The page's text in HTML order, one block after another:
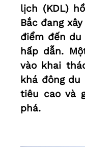
lịch (KDL)
Bắc đang
điểm đến
hấp dẫn.
vào khai
khá đông
tiêu cao và
phá.